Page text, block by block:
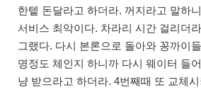
한텥 돈달라고 하더라. 꺼지라고 말하
서비스 최악이다. 차라리 시간 걸리더
그랬다. 다시 본론으로 돌아와 꽁까이
명정도 체인지 하니까 다시 웨이터 들
냥 받으라고 하더라. 4번째때 또 교체